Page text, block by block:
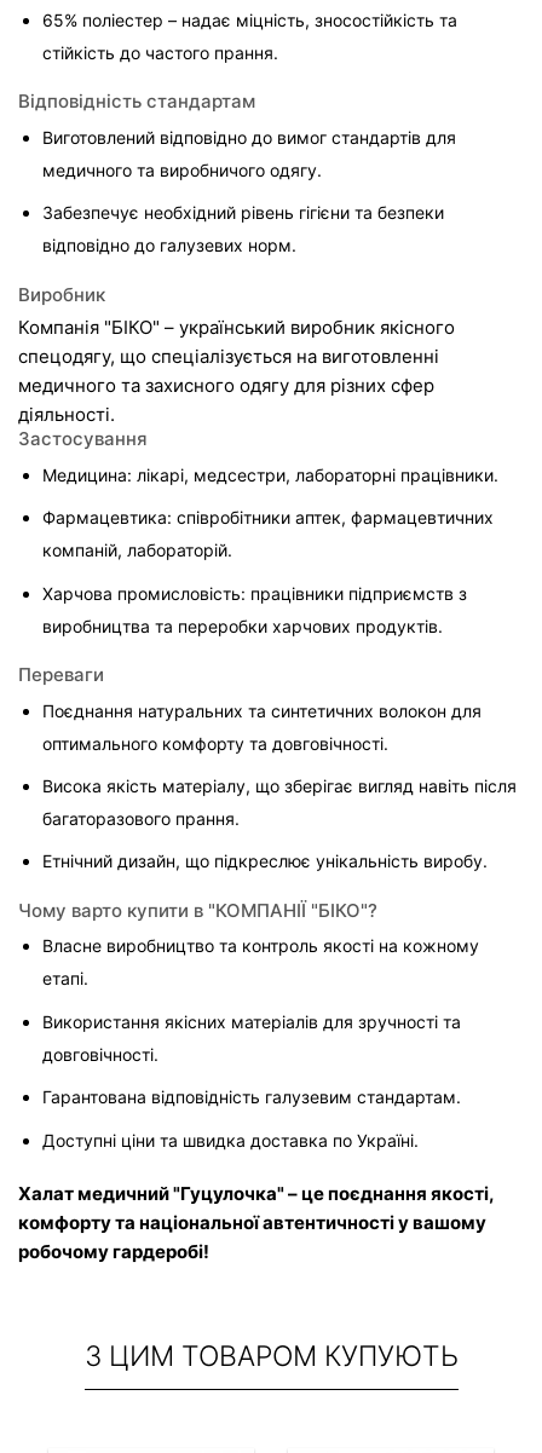
65% поліестер – надає міцність, зносостійкість та
стійкість до частого прання.
Відповідність стандартам
Виготовлений відповідно до вимог стандартів для
медичного та виробничого одягу.
Забезпечує необхідний рівень гігієни та безпеки
відповідно до галузевих норм.
Виробник
Компанія "БІКО" – український виробник якісного
спецодягу, що спеціалізується на виготовленні
медичного та захисного одягу для різних сфер
діяльності.
Застосування
Медицина: лікарі, медсестри, лабораторні працівники.
Фармацевтика: співробітники аптек, фармацевтичних
компаній, лабораторій.
Харчова промисловість: працівники підприємств з
виробництва та переробки харчових продуктів.
Переваги
Поєднання натуральних та синтетичних волокон для
оптимального комфорту та довговічності.
Висока якість матеріалу, що зберігає вигляд навіть після
багаторазового прання.
Етнічний дизайн, що підкреслює унікальність виробу.
Чому варто купити в "КОМПАНІЇ "БІКО"?
Власне виробництво та контроль якості на кожному
етапі.
Використання якісних матеріалів для зручності та
довговічності.
Гарантована відповідність галузевим стандартам.
Доступні ціни та швидка доставка по Україні.
Халат медичний "Гуцулочка" – це поєднання якості,
комфорту та національної автентичності у вашому
робочому гардеробі!
З ЦИМ ТОВАРОМ КУПУЮТЬ